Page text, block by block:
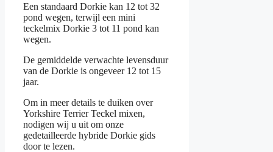
Een standaard Dorkie kan 12 tot 32
pond wegen, terwijl een mini
teckelmix Dorkie 3 tot 11 pond kan
wegen.
De gemiddelde verwachte levensduur
van de Dorkie is ongeveer 12 tot 15
jaar.
Om in meer details te duiken over
Yorkshire Terrier Teckel mixen,
nodigen wij u uit om onze
gedetailleerde hybride Dorkie gids
door te lezen.